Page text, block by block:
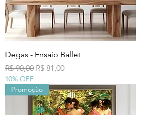
Degas - Ensaio Ballet
Preço normal
R$ 90,00 Preço promocional
R$ 81,00
10% OFF
Promoção